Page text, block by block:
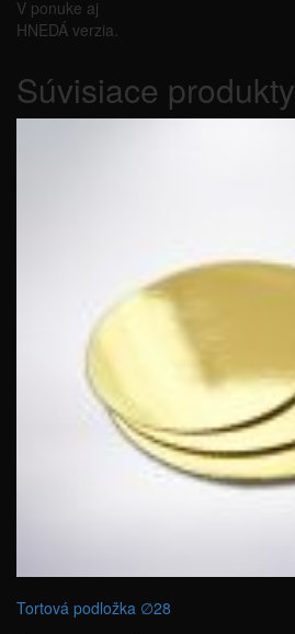
V ponuke aj
HNEDÁ verzia.
Súvisiace produkty
Tortová podložka ∅28